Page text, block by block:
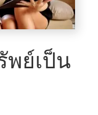
ย์เป็น